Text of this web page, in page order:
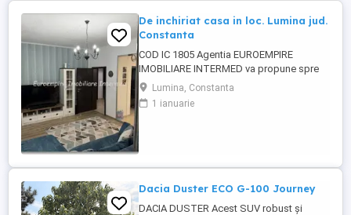
De inchiriat casa in loc. Lumina jud.
Constanta
COD IC 1805 Agentia EUROEMPIRE
IMOBILIARE INTERMED va propune spre
inchiriere, in localitatea Lumina, jud.
Constanta, o casa, cu suprafata utila de
130 mp+ 200 mp teren, si dispune de 2
Lumina, Constanta
1 ianuarie
Dacia Duster ECO G-100 Journey
DACIA DUSTER Acest SUV robust și